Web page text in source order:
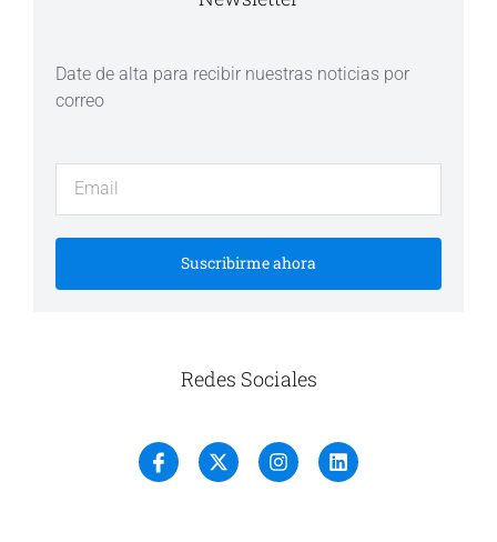
Date de alta para recibir nuestras noticias por
correo
Suscribirme ahora
Redes Sociales